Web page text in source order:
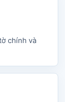
chính và